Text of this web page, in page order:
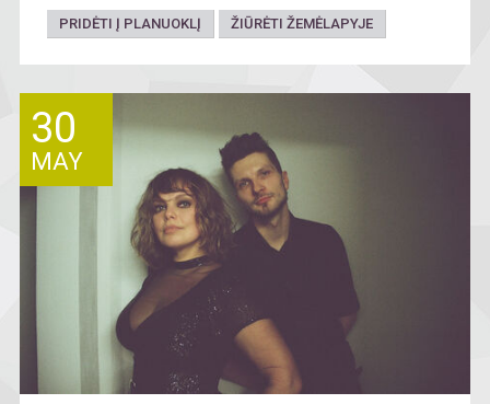
PRIDĖTI Į PLANUOKLĮ ŽIŪRĖTI ŽEMĖLAPYJE
30
MAY